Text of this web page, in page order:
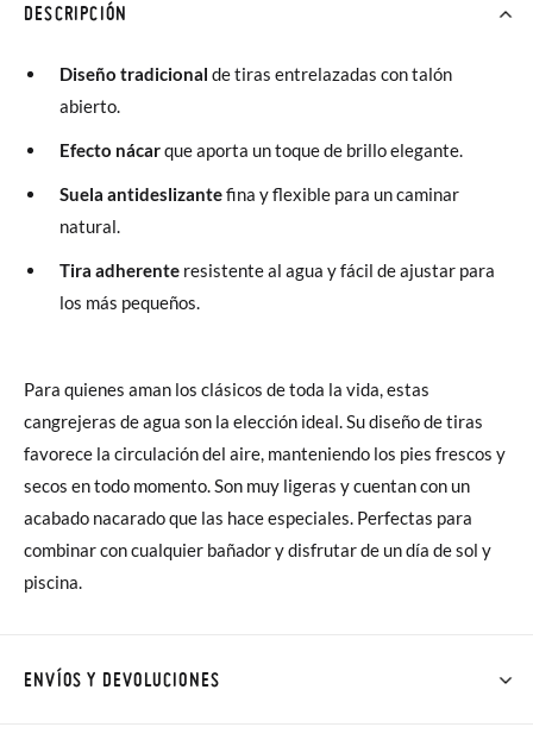
DESCRIPCIÓN
Diseño tradicional de tiras entrelazadas con talón
abierto.
Efecto nácarque aporta un toque de brillo elegante.
Suela antideslizantefina y flexible para un caminar
natural.
Tira adherente resistente al agua y fácil de ajustar para
los más pequeños.
Para quienes aman los clásicos de toda la vida, estas
cangrejeras de agua son la elección ideal. Su diseño de tiras
favorece la circulación del aire, manteniendo los pies frescos y
secos en todo momento. Son muy ligeras y cuentan con un
acabado nacarado que las hace especiales. Perfectas para
combinar con cualquier bañador y disfrutar de un día de sol y
piscina.
ENVÍOS Y DEVOLUCIONES